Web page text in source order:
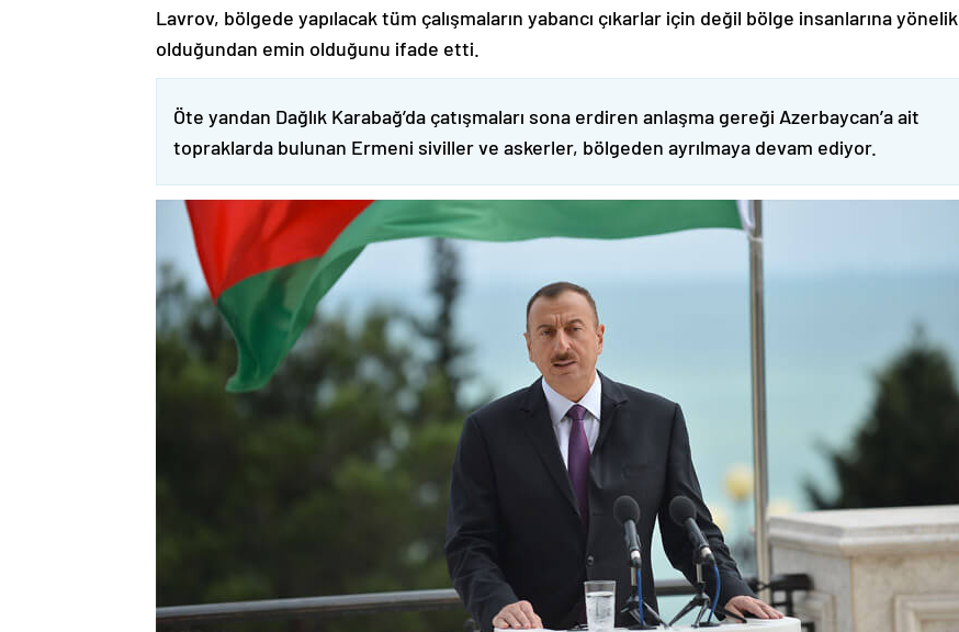
Lavrov, bölgede yapılacak tüm çalışmaların yabancı çıkarlar için değil bölge insanlarına yönelik
olduğundan emin olduğunu ifade etti.
Öte yandan Dağlık Karabağ’da çatışmaları sona erdiren anlaşma gereği Azerbaycan’a ait
topraklarda bulunan Ermeni siviller ve askerler, bölgeden ayrılmaya devam ediyor.